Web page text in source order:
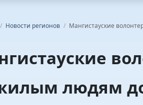
/ Новости регионов / Мангистауские
людям